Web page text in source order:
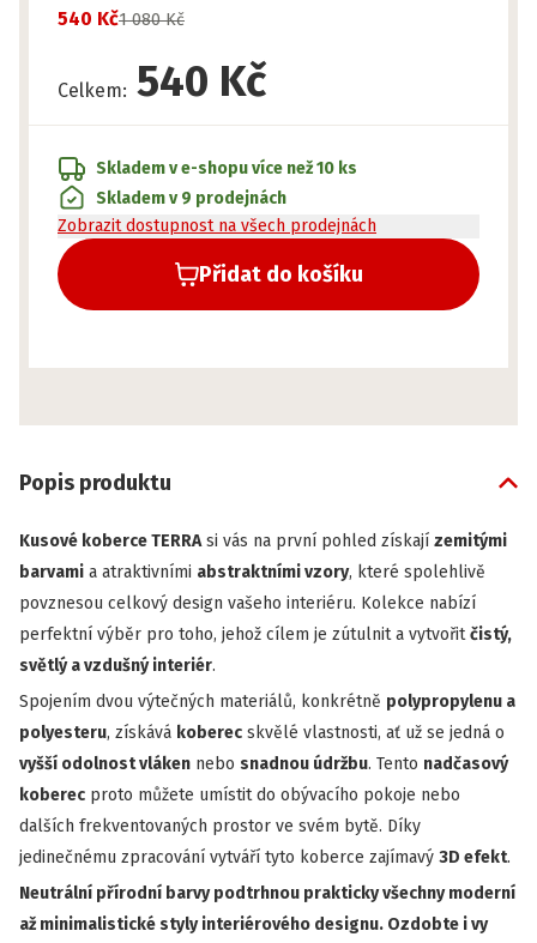
540 Kč1 080 Kč
Celkem: 540 Kč
Přidat do košíku
Skladem v e-shopuvíce než 10 ks
Skladem v 9 prodejnách
Zobrazit dostupnost na všech prodejnách
Popis produktu
Kusové koberce TERRAsi vás na první pohled získají zemitými
barvami a atraktivními abstraktními vzory, které spolehlivě
povznesou celkový design vašeho interiéru. Kolekce nabízí
perfektní výběr pro toho, jehož cílem je zútulnit a vytvořitčistý,
světlý a vzdušný interiér.
Spojením dvou výtečných materiálů, konkrétně polypropylenu a
polyesteru, získává koberec skvělé vlastnosti, ať už se jedná o
vyšší odolnost vláken nebo snadnou údržbu. Tento nadčasový
koberec proto můžete umístit do obývacího pokoje nebo
dalších frekventovaných prostor ve svém bytě. Díky
jedinečnému zpracování vytváří tyto koberce zajímavý 3D efekt.
Neutrální přírodní barvy podtrhnou prakticky všechny moderní
až minimalistické styly interiérového designu. Ozdobte i vy